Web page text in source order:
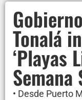
Tonalá
‘Playas
Semana
• Desde Puerto